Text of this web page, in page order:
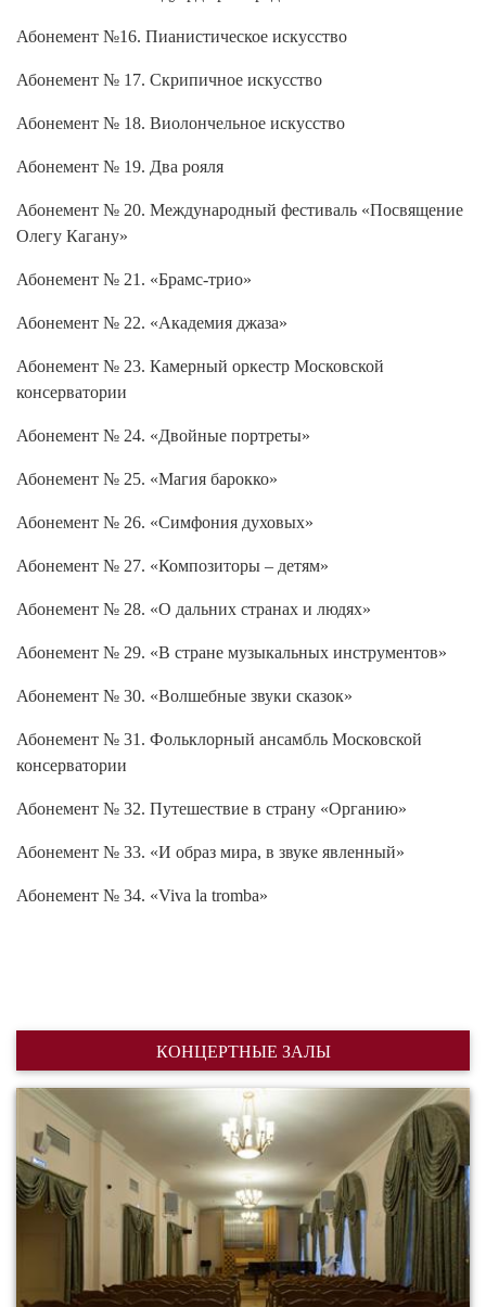
Абонемент №16. Пианистическое искусство
Абонемент № 17. Скрипичное искусство
Абонемент № 18. Виолончельное искусство
Абонемент № 19. Два рояля
Абонемент № 20. Международный фестиваль «Посвящение
Олегу Кагану»
Абонемент № 21. «Брамс-трио»
Абонемент № 22. «Академия джаза»
Абонемент № 23. Камерный оркестр Московской
консерватории
Абонемент № 24. «Двойные портреты»
Абонемент № 25. «Магия барокко»
Абонемент № 26. «Симфония духовых»
Абонемент № 27. «Композиторы – детям»
Абонемент № 28. «О дальних странах и людях»
Абонемент № 29. «В стране музыкальных инструментов»
Абонемент № 30. «Волшебные звуки сказок»
Абонемент № 31. Фольклорный ансамбль Московской
консерватории
Абонемент № 32. Путешествие в страну «Органию»
Абонемент № 33. «И образ мира, в звуке явленный»
Абонемент № 34. «Viva la tromba»
КОНЦЕРТНЫЕ ЗАЛЫ